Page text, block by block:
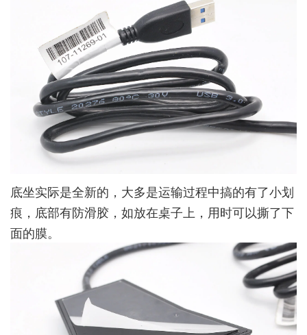
底坐实际是全新的，大多是运输过程中搞的有了小划
痕，底部有防滑胶，如放在桌子上，用时可以撕了下
面的膜。